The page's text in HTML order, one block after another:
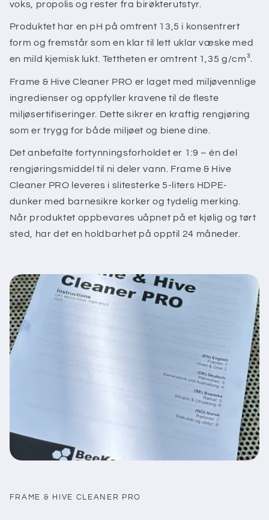
voks, propolis og rester fra birøkterutstyr.
Produktet har en pH på omtrent 13,5 i konsentrert
form og fremstår som en klar til lett uklar væske med
en mild kjemisk lukt. Tettheten er omtrent 1,35 g/cm³.
Frame & Hive Cleaner PRO er laget med miljøvennlige
ingredienser og oppfyller kravene til de fleste
miljøsertifiseringer. Dette sikrer en kraftig rengjøring
som er trygg for både miljøet og biene dine.
Det anbefalte fortynningsforholdet er 1:9 – én del
rengjøringsmiddel til ni deler vann. Frame & Hive
Cleaner PRO leveres i slitesterke 5-liters HDPE-
dunker med barnesikre korker og tydelig merking.
Når produktet oppbevares uåpnet på et kjølig og tørt
sted, har det en holdbarhet på opptil 24 måneder.
FRAME & HIVE CLEANER PRO